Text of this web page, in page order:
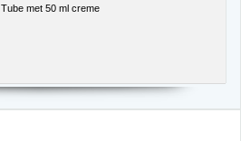
Tube met 50 ml creme